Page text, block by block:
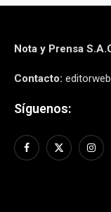
Nota y Prensa
Contacto:
Síguenos: